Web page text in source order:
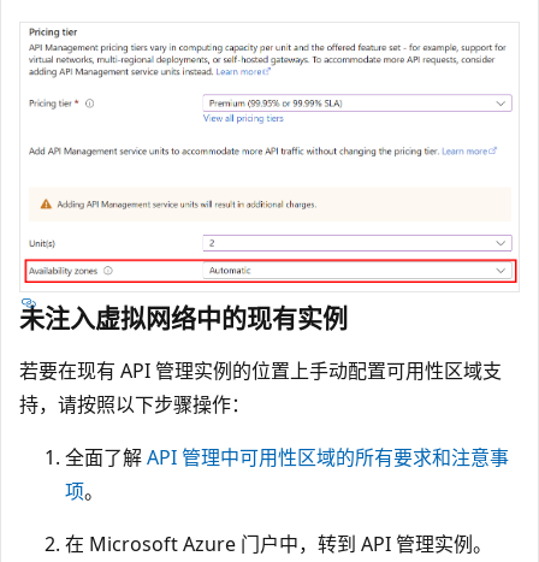
未注入虚拟网络中的现有实例
若要在现有 API 管理实例的位置上手动配置可用性区域支
持，请按照以下步骤操作：
全面了解API 管理中可用性区域的所有要求和注意事
项。
在 Microsoft Azure 门户中，转到 API 管理实例。